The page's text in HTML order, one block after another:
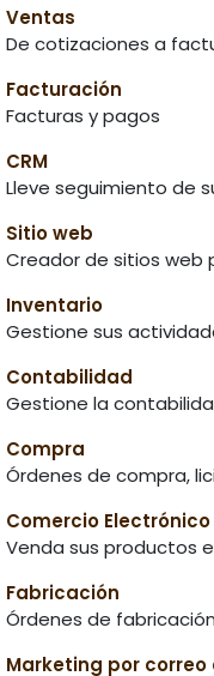
Ventas
De cotizaciones a
Facturación
Facturas y pagos
CRM
Lleve seguimiento de
Sitio web
Creador de sitios web
Inventario
Gestione sus
Contabilidad
Gestione la
Compra
Órdenes de compra,
Comercio Electrónico
Venda sus productos
Fabricación
Órdenes de
Marketing por